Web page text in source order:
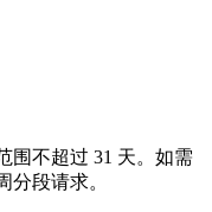
围不超过 31 天。如需
分段请求。